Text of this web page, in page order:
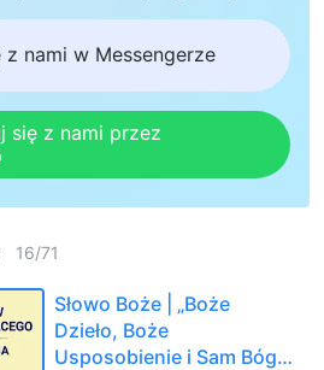
z nami w Messengerze
się z nami przez
16/71
Słowo Boże | „Boże
Dzieło, Boże
Usposobienie i Sam Bóg